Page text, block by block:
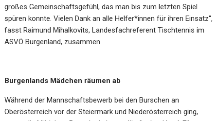
großes Gemeinschaftsgefühl, das man bis zum letzten Spiel
spüren konnte. Vielen Dank an alle Helfer*innen für ihren Einsatz“,
fasst Raimund Mihalkovits, Landesfachreferent Tischtennis im
ASVÖ Burgenland, zusammen.
Burgenlands Mädchen räumen ab
Während der Mannschaftsbewerb bei den Burschen an
Oberösterreich vor der Steiermark und Niederösterreich ging,